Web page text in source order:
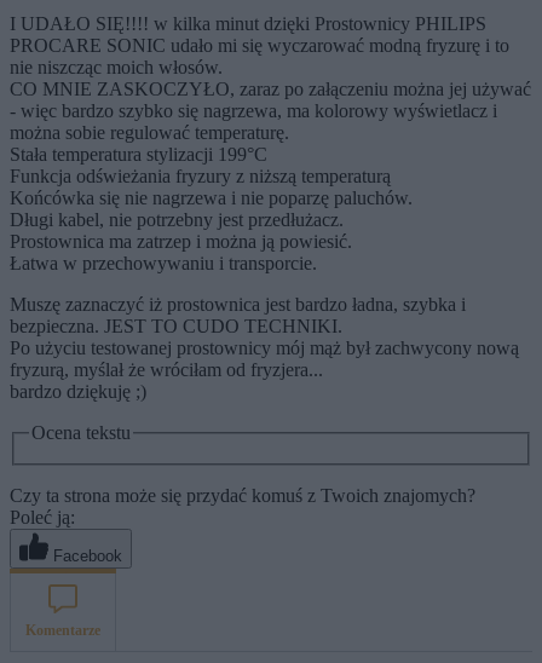
I UDAŁO SIĘ!!!! w kilka minut dzięki Prostownicy PHILIPS
PROCARE SONIC udało mi się wyczarować modną fryzurę i to
nie niszcząc moich włosów.
CO MNIE ZASKOCZYŁO, zaraz po załączeniu można jej używać
- więc bardzo szybko się nagrzewa, ma kolorowy wyświetlacz i
można sobie regulować temperaturę.
Stała temperatura stylizacji 199°C
Funkcja odświeżania fryzury z niższą temperaturą
Końcówka się nie nagrzewa i nie poparzę paluchów.
Długi kabel, nie potrzebny jest przedłużacz.
Prostownica ma zatrzep i można ją powiesić.
Łatwa w przechowywaniu i transporcie.
Muszę zaznaczyć iż prostownica jest bardzo ładna, szybka i
bezpieczna. JEST TO CUDO TECHNIKI.
Po użyciu testowanej prostownicy mój mąż był zachwycony nową
fryzurą, myślał że wróciłam od fryzjera...
bardzo dziękuję ;)
Ocena tekstu
Czy ta strona może się przydać komuś z Twoich znajomych?
Poleć ją:
Facebook